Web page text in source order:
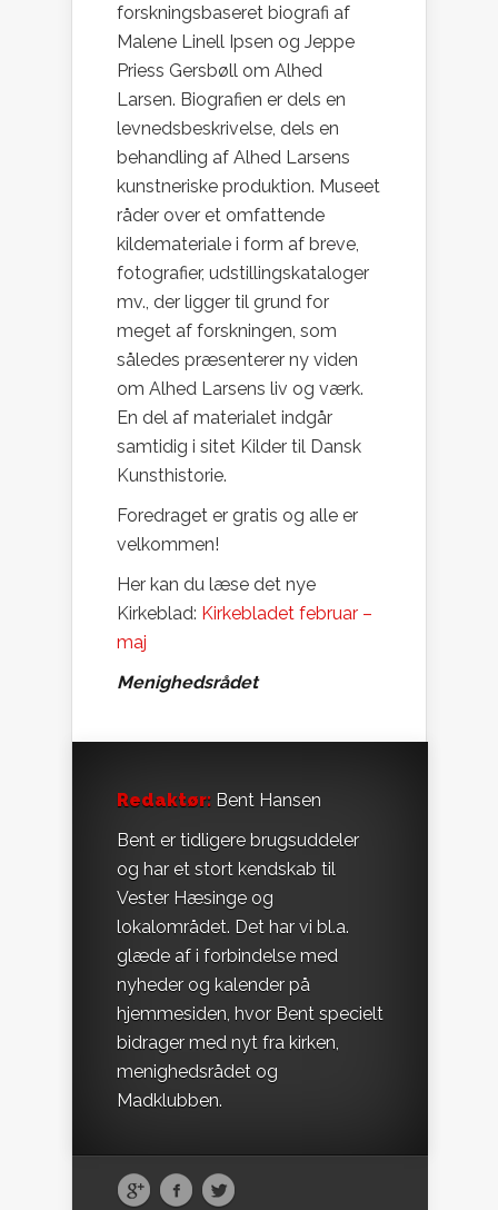
forskningsbaseret biografi af
Malene Linell Ipsen og Jeppe
Priess Gersbøll om Alhed
Larsen. Biografien er dels en
levnedsbeskrivelse, dels en
behandling af Alhed Larsens
kunstneriske produktion. Museet
råder over et omfattende
kildemateriale i form af breve,
fotografier, udstillingskataloger
mv., der ligger til grund for
meget af forskningen, som
således præsenterer ny viden
om Alhed Larsens liv og værk.
En del af materialet indgår
samtidig i sitet Kilder til Dansk
Kunsthistorie.
Foredraget er gratis og alle er
velkommen!
Her kan du læse det nye
Kirkeblad: Kirkebladet februar –
maj
Menighedsrådet
Redaktør: Bent Hansen
Bent er tidligere brugsuddeler
og har et stort kendskab til
Vester Hæsinge og
lokalområdet. Det har vi bl.a.
glæde af i forbindelse med
nyheder og kalender på
hjemmesiden, hvor Bent specielt
bidrager med nyt fra kirken,
menighedsrådet og
Madklubben.